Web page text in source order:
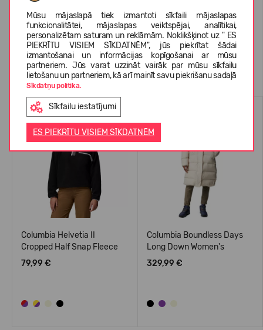
Mūsu mājaslapā tiek izmantoti sīkfaili mājaslapas
funkcionalitātei, mājaslapas veiktspējai, analītikai,
personalizētam saturam un reklāmām. Noklikšķinot uz " ES
PIEKRĪTU VISIEM SĪKDATNĒM", jūs piekrītat šādai
izmantošanai un informācijas kopīgošanai ar mūsu
partneriem. Jūs varat uzzināt vairāk par mūsu sīkfailu
lietošanu un partneriem, kā arī mainīt savu piekrišanu sadaļā
Sīkdatņu politika.
Sīkfailu iestatījumi
ES PIEKRĪTU VISIEM SĪKDATNĒM
KLIENTU ATSAUKSMES (0)
Līdzīgas preces
Columbia Helvetia II
Cropped Half Snap Fleece
79,99 €
Columbia Boundless Days
Long Down Women's
329,99 €